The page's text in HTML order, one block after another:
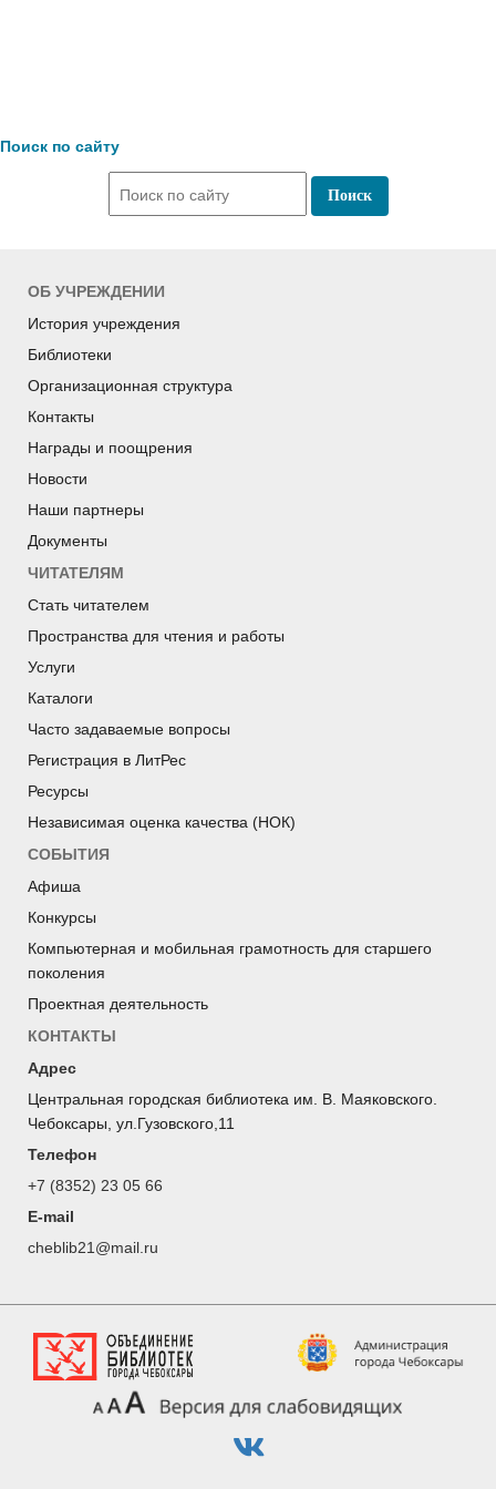
Поиск по сайту
ОБ УЧРЕЖДЕНИИ
История учреждения
Библиотеки
Организационная структура
Контакты
Награды и поощрения
Новости
Наши партнеры
Документы
ЧИТАТЕЛЯМ
Стать читателем
Пространства для чтения и работы
Услуги
Каталоги
Часто задаваемые вопросы
Регистрация в ЛитРес
Ресурсы
Независимая оценка качества (НОК)
СОБЫТИЯ
Афиша
Конкурсы
Компьютерная и мобильная грамотность для старшего
поколения
Проектная деятельность
КОНТАКТЫ
Адрес
Центральная городская библиотека им. В. Маяковского.
Чебоксары, ул.Гузовского,11
Телефон
+7 (8352) 23 05 66
E-mail
cheblib21@mail.ru